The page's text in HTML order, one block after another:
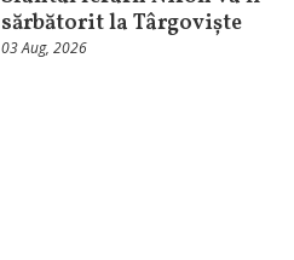
sărbătorit la Târgoviște
03 Aug, 2026